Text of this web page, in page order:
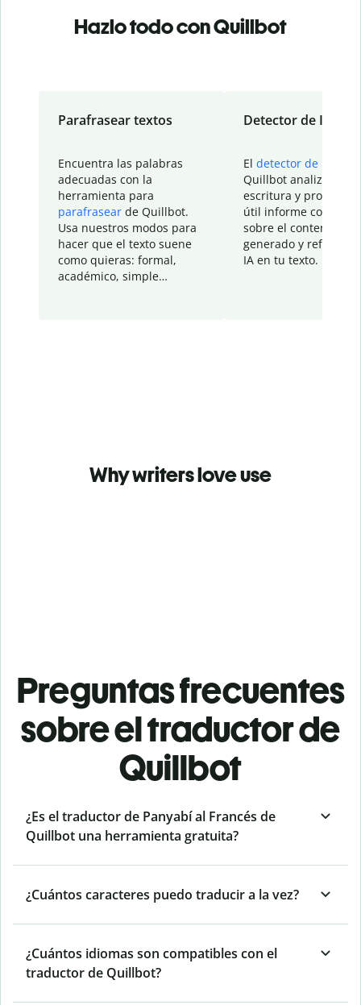
Hazlo todo con Quillbot
Parafrasear textos
Encuentra las palabras
adecuadas con la
herramienta para
parafrasear de Quillbot.
Usa nuestros modos para
hacer que el texto suene
como quieras: formal,
académico, simple…
Detector de IA
El detector de IA
Quillbot analiza tu
escritura y
útil informe con
sobre el contenido
generado y refinado
IA en tu texto.
Why writers love use
Preguntas frecuentes
sobre el traductor de
Quillbot
¿Es el traductor de Panyabí al Francés de
Quillbot una herramienta gratuita?
¿Cuántos caracteres puedo traducir a la vez?
¿Cuántos idiomas son compatibles con el
traductor de Quillbot?